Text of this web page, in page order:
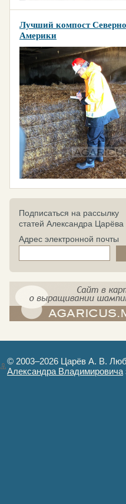
Лучший компост
Америки
Подписаться на рассылку
статей Александра Царёва
Адрес электронной почты
© 2003–2026 Царёв А. В.
Александра Владимировича
Авторизация